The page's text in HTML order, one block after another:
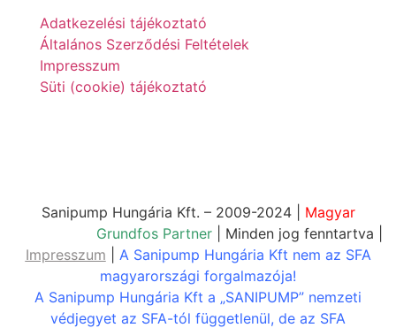
Adatkezelési tájékoztató
Általános Szerződési Feltételek
Impresszum
Süti (cookie) tájékoztató
Sanipump Hungária Kft. – 2009-2024 | Magyar
Grundfos Partner | Minden jog fenntartva |
Impresszum
A Sanipump Hungária Kft nem az SFA
magyarországi forgalmazója!
A Sanipump Hungária Kft a „SANIPUMP” nemzeti
védjegyet az SFA-tól függetlenül, de az SFA